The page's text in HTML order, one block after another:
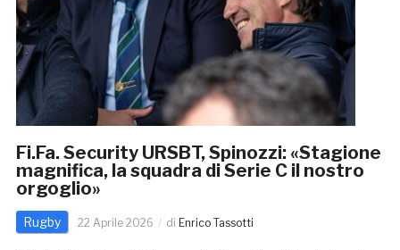
Fi.Fa. Security URSBT, Spinozzi: «Stagione
magnifica, la squadra di Serie C il nostro
orgoglio»
Rugby 22 Aprile 2026 di Enrico Tassotti